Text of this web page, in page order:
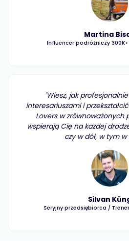
Martina
Influencer podróżniczy
"Wiesz, jak
interesariuszami i
Lovers w zrównoważonych
wspierają Cię na każdej
czy w dół, w tym
Silvan
Seryjny przedsiębiorca /
Jonas Leib
Head Technics - Tour
dachu, Parkn'Sleep jest dla
do odkrywania świata z dala
To cyfrowa odpowiedź na
Fabian Plüss
CEO i założyciel